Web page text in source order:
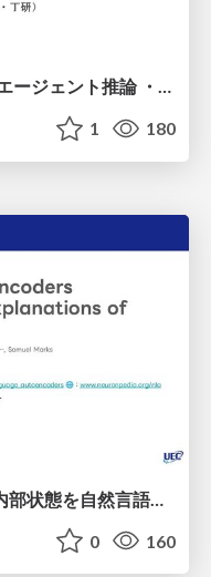
長時間動画QAにおけるマルチエージェント推論 ・SVAgent: Storyline-Guided Long Video Understanding via Cross-Modal Multi-Agent Collaboration
1 180
Anthropic が提案する LLM の内部状態を自然言語で説明可能にした Natural Language Autoencoders / Natural Language Autoencoders Produce Unsupervised Explanations of LLM Activations
0 160